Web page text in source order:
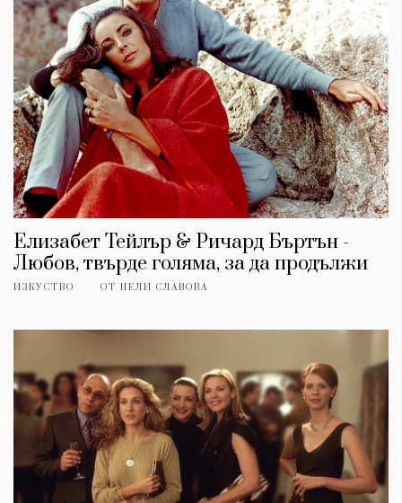
Елизабет Тейлър & Ричард Бъртън -
Любов, твърде голяма, за да продължи
ИЗКУСТВО ОТ НЕЛИ СЛАВОВА